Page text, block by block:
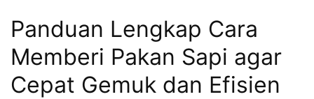
Panduan Lengkap Cara
Memberi Pakan Sapi agar
Cepat Gemuk dan Efisien